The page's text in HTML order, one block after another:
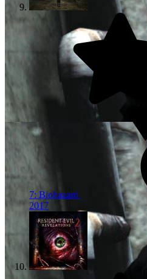
7: Biohazard
2017